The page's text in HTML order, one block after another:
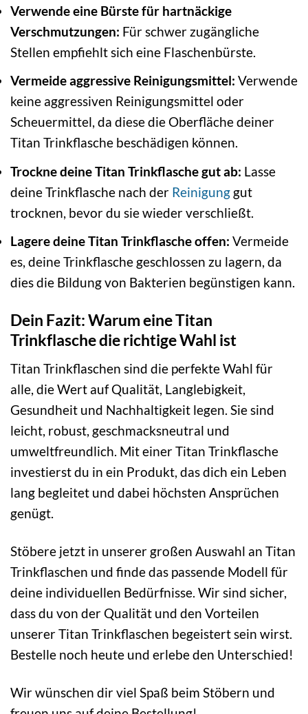
Verwende eine Bürste für hartnäckige
Verschmutzungen: Für schwer zugängliche
Stellen empfiehlt sich eine Flaschenbürste.
Vermeide aggressive Reinigungsmittel: Verwende
keine aggressiven Reinigungsmittel oder
Scheuermittel, da diese die Oberfläche deiner
Titan Trinkflasche beschädigen können.
Trockne deine Titan Trinkflasche gut ab: Lasse
deine Trinkflasche nach der Reinigung gut
trocknen, bevor du sie wieder verschließt.
Lagere deine Titan Trinkflasche offen: Vermeide
es, deine Trinkflasche geschlossen zu lagern, da
dies die Bildung von Bakterien begünstigen kann.
Dein Fazit: Warum eine Titan
Trinkflasche die richtige Wahl ist
Titan Trinkflaschen sind die perfekte Wahl für
alle, die Wert auf Qualität, Langlebigkeit,
Gesundheit und Nachhaltigkeit legen. Sie sind
leicht, robust, geschmacksneutral und
umweltfreundlich. Mit einer Titan Trinkflasche
investierst du in ein Produkt, das dich ein Leben
lang begleitet und dabei höchsten Ansprüchen
genügt.
Stöbere jetzt in unserer großen Auswahl an Titan
Trinkflaschen und finde das passende Modell für
deine individuellen Bedürfnisse. Wir sind sicher,
dass du von der Qualität und den Vorteilen
unserer Titan Trinkflaschen begeistert sein wirst.
Bestelle noch heute und erlebe den Unterschied!
Wir wünschen dir viel Spaß beim Stöbern und